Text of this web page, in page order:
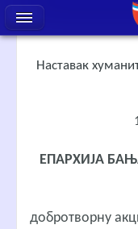
Наставак
ЕПАРХИЈА
добротворну